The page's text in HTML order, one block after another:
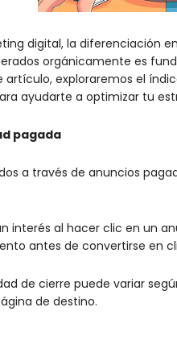
digital, la diferenciación
orgánicamente es
artículo, exploraremos el
ayudarte a optimizar tu
pagada
a través de anuncios
interés al hacer clic en un
antes de convertirse en
de cierre puede variar
de destino.